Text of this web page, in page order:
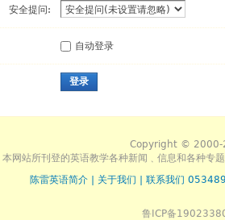
安全提问:
自动登录
登录
Copyright © 2000-
本网站所刊登的英语教学各种新闻﹑信息和各种专
陈雷英语简介
关于我们 联系我们
鲁ICP备